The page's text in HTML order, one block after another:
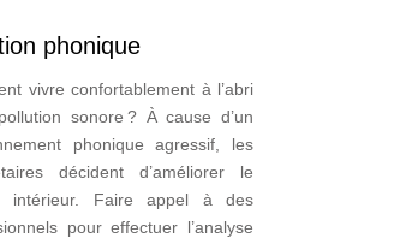
phonique
vivre confortablement à l’abri
sonore ? À cause d’un
phonique agressif, les
décident d’améliorer le
intérieur. Faire appel à des
pour effectuer l’analyse